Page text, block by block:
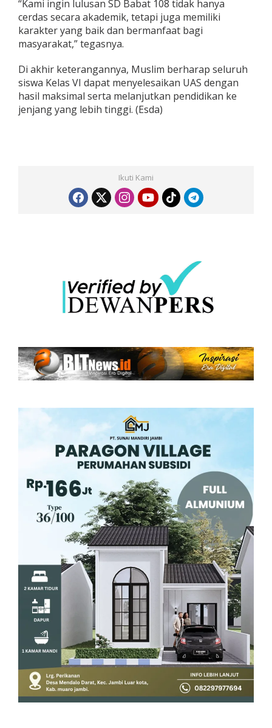
“Kami ingin lulusan SD Babat 108 tidak hanya
cerdas secara akademik, tetapi juga memiliki
karakter yang baik dan bermanfaat bagi
masyarakat,” tegasnya.
Di akhir keterangannya, Muslim berharap seluruh
siswa Kelas VI dapat menyelesaikan UAS dengan
hasil maksimal serta melanjutkan pendidikan ke
jenjang yang lebih tinggi. (Esda)
Ikuti Kami